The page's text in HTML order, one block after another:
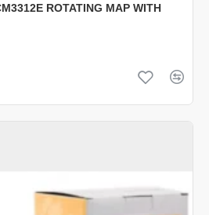
ROTATING MAP WITH